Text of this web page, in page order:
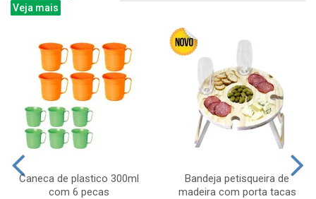
Veja mais
Caneca de plastico 300ml
com 6 pecas
Bandeja petisqueira de
madeira com porta tacas